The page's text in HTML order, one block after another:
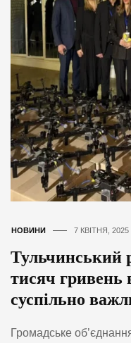
НОВИНИ 7 КВІТНЯ, 2025
Тульчинський
тисяч
суспільно
Громадське